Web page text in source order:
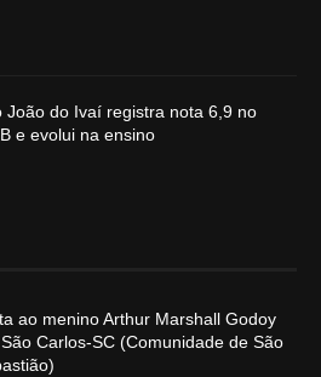
João do Ivaí registra nota 6,9 no
e evolui na ensino
ao menino Arthur Marshall Godoy
Carlos-SC (Comunidade de São